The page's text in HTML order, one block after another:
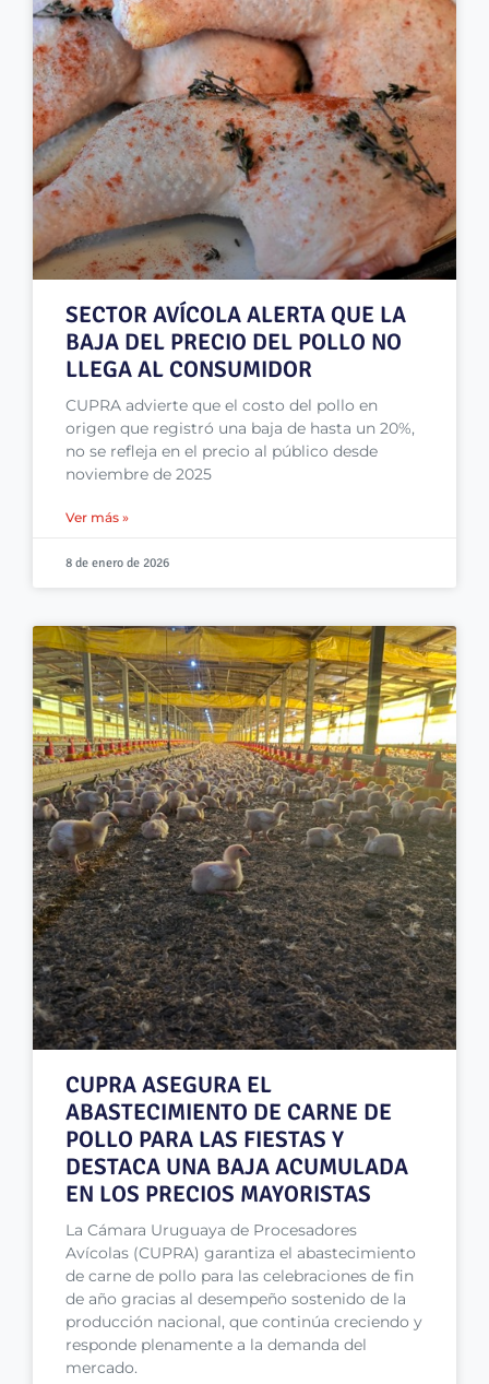
SECTOR AVÍCOLA ALERTA QUE LA
BAJA DEL PRECIO DEL POLLO NO
LLEGA AL CONSUMIDOR
CUPRA advierte que el costo del pollo en
origen que registró una baja de hasta un 20%,
no se refleja en el precio al público desde
noviembre de 2025
Ver más »
8 de enero de 2026
CUPRA ASEGURA EL
ABASTECIMIENTO DE CARNE DE
POLLO PARA LAS FIESTAS Y
DESTACA UNA BAJA ACUMULADA
EN LOS PRECIOS MAYORISTAS
La Cámara Uruguaya de Procesadores
Avícolas (CUPRA) garantiza el abastecimiento
de carne de pollo para las celebraciones de fin
de año gracias al desempeño sostenido de la
producción nacional, que continúa creciendo y
responde plenamente a la demanda del
mercado.